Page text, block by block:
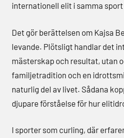
internationell elit i samma
Det gör berättelsen om Kajsa
levande. Plötsligt handlar det
mästerskap och resultat, utan
familjetradition och en
naturlig del av livet. Sådana
djupare förståelse för hur
I sporter som curling, där